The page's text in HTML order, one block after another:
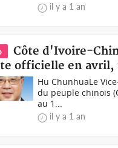
il y a 1 an
Côte d'Ivoire-
officielle en avril,
Hu ChunhuaLe
du peuple chinois
au 1...
il y a 1 an